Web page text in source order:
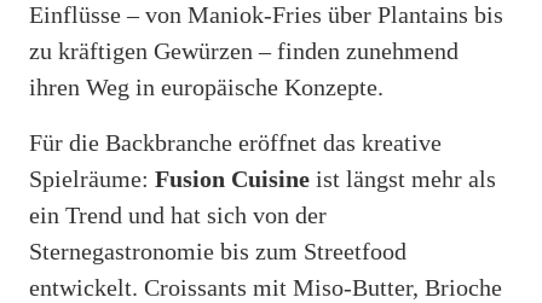
Einflüsse – von Maniok-Fries über Plantains bis
zu kräftigen Gewürzen – finden zunehmend
ihren Weg in europäische Konzepte.
Für die Backbranche eröffnet das kreative
Spielräume: Fusion Cuisine ist längst mehr als
ein Trend und hat sich von der
Sternegastronomie bis zum Streetfood
entwickelt. Croissants mit Miso-Butter, Brioche